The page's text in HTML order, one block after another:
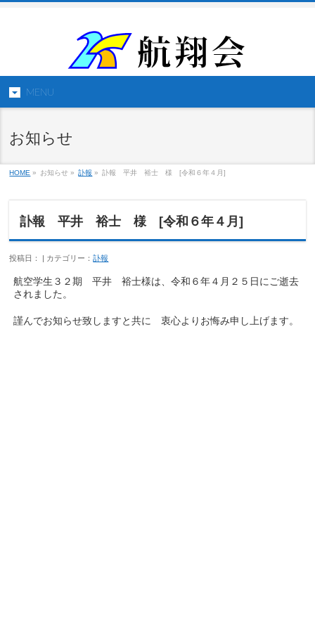
MENU
お知らせ
HOME » お知らせ » 訃報 » 訃報 平井 裕士 様 [令和６年４月]
訃報 平井 裕士 様 [令和６年４月]
投稿日： | カテゴリー：訃報
航空学生３２期 平井 裕士様は、令和６年４月２５日にご逝去
されました。
謹んでお知らせ致しますと共に 衷心よりお悔み申し上げます。